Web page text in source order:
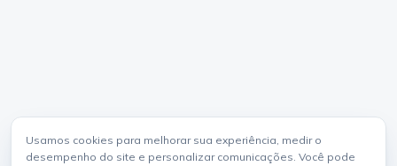
Usamos cookies para melhorar sua experiência, medir o
desempenho do site e personalizar comunicações. Você pode